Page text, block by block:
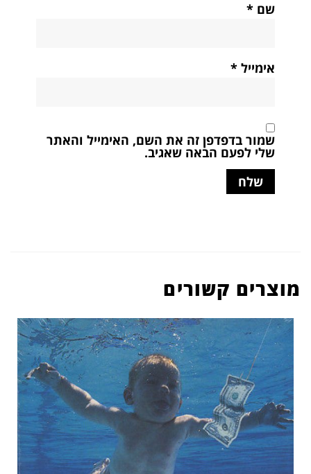
שם *
אימייל *
שמור בדפדפן זה את השם, האימייל והאתר
שלי לפעם הבאה שאגיב.
מוצרים קשורים